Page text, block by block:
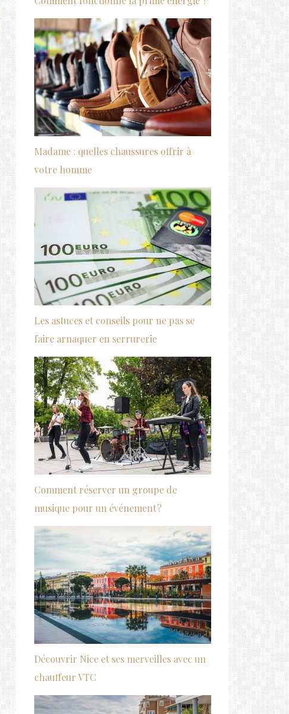
Madame : quelles chaussures offrir à
votre homme
Les astuces et conseils pour ne pas se
faire arnaquer en serrurerie
Comment réserver un groupe de
musique pour un événement ?
Découvrir Nice et ses merveilles avec un
chauffeur VTC